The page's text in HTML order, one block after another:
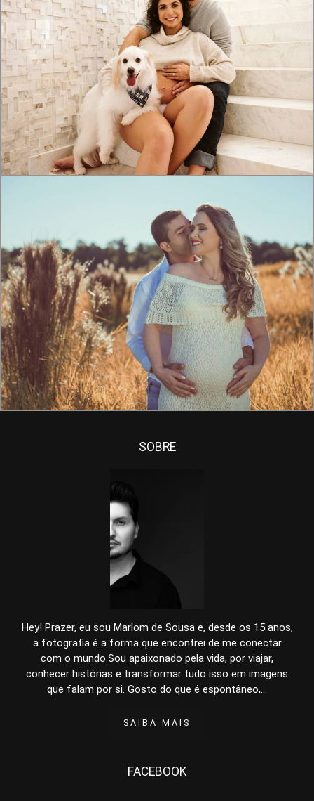
1330 0
1579 0
SOBRE
Hey! Prazer, eu sou Marlom de Sousa e, desde os 15 anos,
a fotografia é a forma que encontrei de me conectar
com o mundo.Sou apaixonado pela vida, por viajar,
conhecer histórias e transformar tudo isso em imagens
que falam por si. Gosto do que é espontâneo,...
SAIBA MAIS
FACEBOOK